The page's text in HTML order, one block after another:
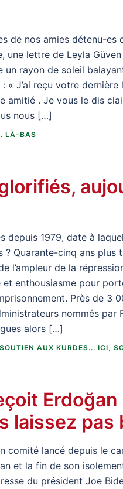
de nos amies détenu-
une lettre de Leyla
un rayon de soleil
« J’ai reçu votre
amitié . Je vous le dis
nous […]
LÀ-BAS
depuis 1979, date à
Quarante-cinq ans plus
l’ampleur de la
et enthousiasme pour
Près de 3
nommés par
alors […]
SOUTIEN AUX KURDES... ICI
Erdoğan
laissez pas
comité lancé depuis le
et la fin de son
du président Joe